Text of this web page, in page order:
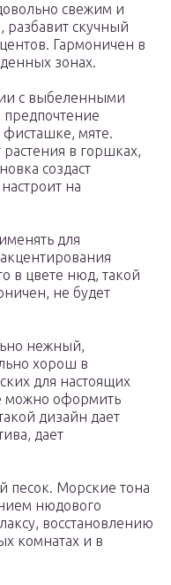
свежим и
скучный
Гармоничен в
зонах.
с выбеленными
мяте.
растения в горшках,
создаст
на
для
в цвете нюд, такой
не будет
нежный,
хорош в
для настоящих
можно оформить
дизайн дает
дает
песок. Морские тона
нюдового
восстановлению
комнатах и в